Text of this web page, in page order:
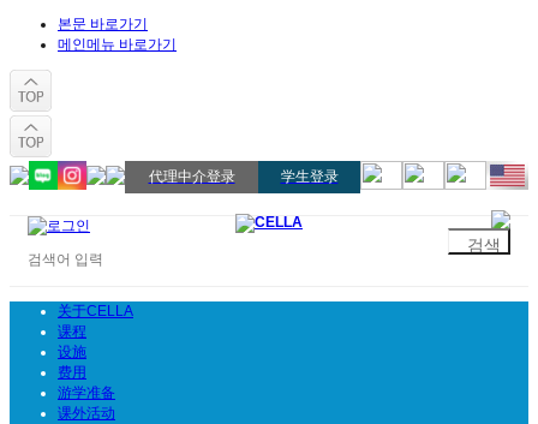
본문 바로가기
메인메뉴 바로가기
代理中介登录 学生登录
关于CELLA
课程
设施
费用
游学准备
课外活动